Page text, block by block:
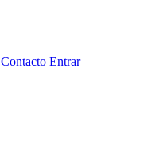
Contacto Entrar